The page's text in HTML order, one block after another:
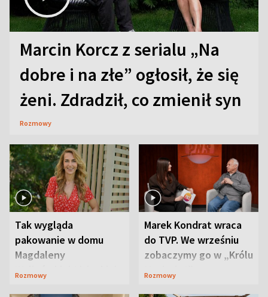
Marcin Korcz z serialu „Na
dobre i na złe” ogłosił, że się
żeni. Zdradził, co zmienił syn
Rozmowy
Tak wygląda
pakowanie w domu
Magdaleny
Waligórskiej-Lisieckiej.
Rozmowy
Marek Kondrat wraca
do TVP. We wrześniu
zobaczymy go w „Królu
Maciusiu I”
Rozmowy